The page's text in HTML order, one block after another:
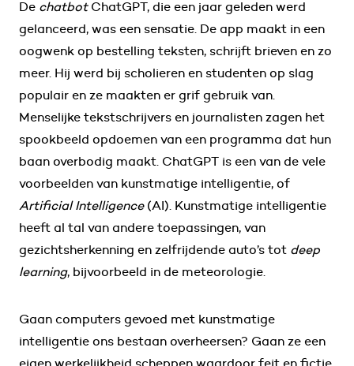
De chatbotChatGPT, die een jaar geleden werd
gelanceerd, was een sensatie. De app maakt in een
oogwenk op bestelling teksten, schrijft brieven en zo
meer. Hij werd bij scholieren en studenten op slag
populair en ze maakten er grif gebruik van.
Menselijke tekstschrijvers en journalisten zagen het
spookbeeld opdoemen van een programma dat hun
baan overbodig maakt. ChatGPT is een van de vele
voorbeelden van kunstmatige intelligentie, of
Artificial Intelligence(AI). Kunstmatige intelligentie
heeft al tal van andere toepassingen, van
gezichtsherkenning en zelfrijdende auto’s tot deep
learning, bijvoorbeeld in de meteorologie.
Gaan computers gevoed met kunstmatige
intelligentie ons bestaan overheersen? Gaan ze een
eigen werkelijkheid scheppen waardoor feit en fictie